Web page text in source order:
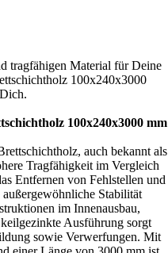
tragfähigen Material für Deine
100x240x3000
100x240x3000 mm
auch bekannt als
Tragfähigkeit im Vergleich
Entfernen von Fehlstellen und
Stabilität
im Innenausbau,
Ausführung sorgt
sowie Verwerfungen. Mit